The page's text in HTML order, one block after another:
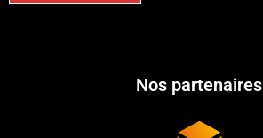
Nos partenaires